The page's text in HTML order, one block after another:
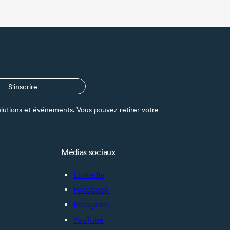
S'inscrire
et événements. Vous pouvez retirer votre
Médias sociaux
LinkedIn
Facebook
Instagram
YouTube